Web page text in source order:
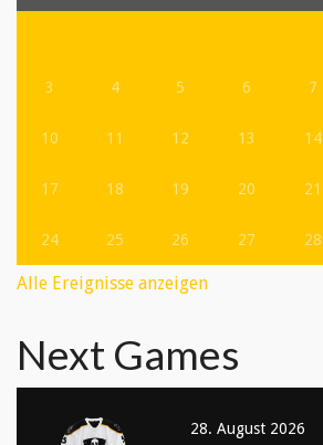
3 4 5 6 7
10 11 12 13 14
17 18 19 20 21
24 25 26 27 28
Alle Ereignisse anzeigen
Next Games
28. August 2026